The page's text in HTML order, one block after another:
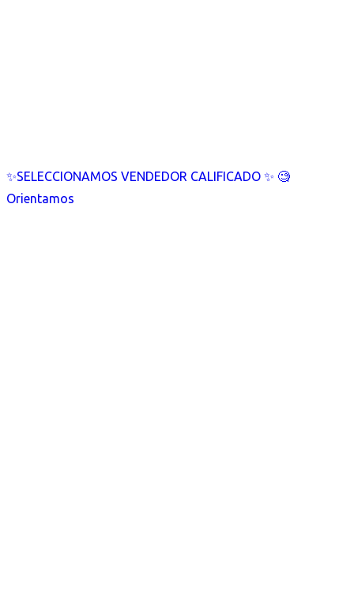
✨SELECCIONAMOS VENDEDOR CALIFICADO ✨ 🧐
Orientamos